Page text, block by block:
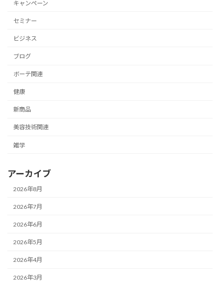
キャンペーン
セミナー
ビジネス
ブログ
ボーテ関連
健康
新商品
美容技術関連
雑学
アーカイブ
2026年8月
2026年7月
2026年6月
2026年5月
2026年4月
2026年3月